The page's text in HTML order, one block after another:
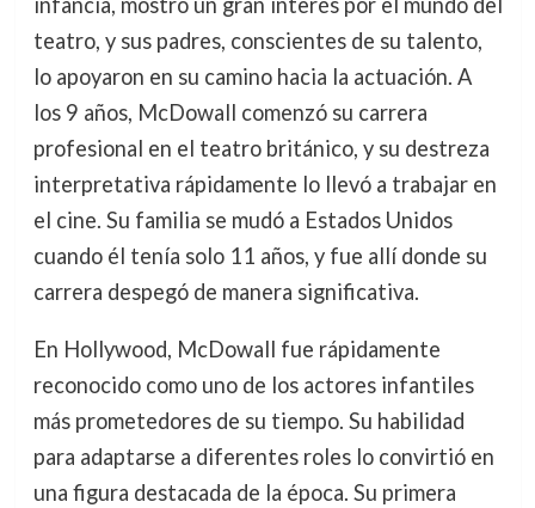
teatro, y sus padres, conscientes de su talento,
lo apoyaron en su camino hacia la actuación. A
los 9 años, McDowall comenzó su carrera
profesional en el teatro británico, y su destreza
interpretativa rápidamente lo llevó a trabajar en
el cine. Su familia se mudó a Estados Unidos
cuando él tenía solo 11 años, y fue allí donde su
carrera despegó de manera significativa.
En Hollywood, McDowall fue rápidamente
reconocido como uno de los actores infantiles
más prometedores de su tiempo. Su habilidad
para adaptarse a diferentes roles lo convirtió en
una figura destacada de la época. Su primera